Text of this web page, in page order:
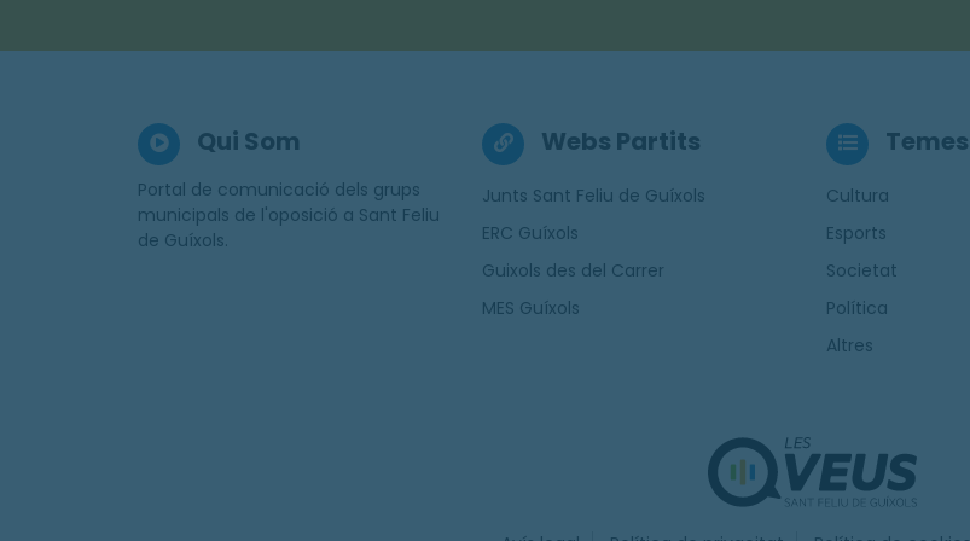
Qui Som
Portal de comunicació dels grups
municipals de l'oposició a Sant Feliu
de Guíxols.
Webs Partits
Junts Sant Feliu de Guíxols
ERC Guíxols
Guixols des del Carrer
MES Guíxols
Temes
Cultura
Esports
Societat
Política
Altres